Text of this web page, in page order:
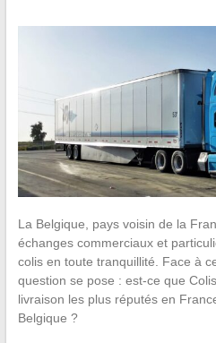
La Belgique, pays voisin de la
échanges commerciaux et
colis en toute tranquillité. Face à
question se pose : est-ce que
livraison les plus réputés en
Belgique ?